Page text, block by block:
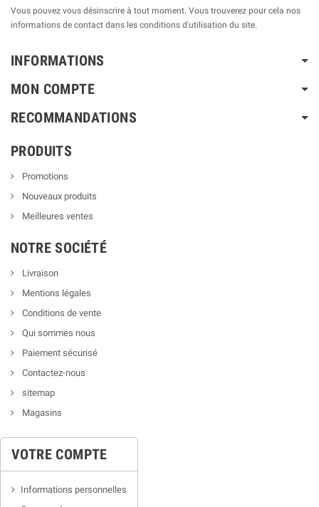
Vous pouvez vous désinscrire à tout moment. Vous trouverez pour cela nos
informations de contact dans les conditions d'utilisation du site.
INFORMATIONS
MON COMPTE
RECOMMANDATIONS
PRODUITS
Promotions
Nouveaux produits
Meilleures ventes
NOTRE SOCIÉTÉ
Livraison
Mentions légales
Conditions de vente
Qui sommes nous
Paiement sécurisé
Contactez-nous
sitemap
Magasins
VOTRE COMPTE
Informations personnelles